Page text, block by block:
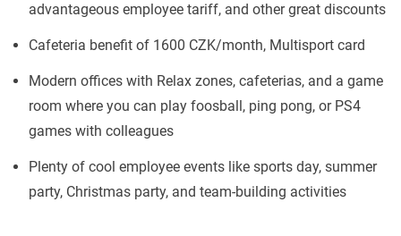
advantageous employee tariff, and other great discounts
Cafeteria benefit of 1600 CZK/month, Multisport card
Modern offices with Relax zones, cafeterias, and a game
room where you can play foosball, ping pong, or PS4
games with colleagues
Plenty of cool employee events like sports day, summer
party, Christmas party, and team-building activities